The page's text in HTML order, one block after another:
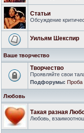
Статьи
Обсуждение
Уильям Шекспир
Ваше творчество
Творчество
Проявляйте свои
Подфорумы: Проба
Любовь
Такая разная
Любовь,